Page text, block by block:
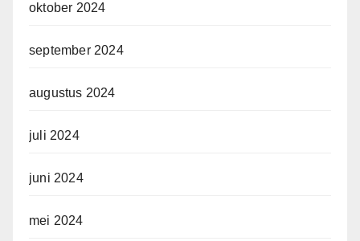
oktober 2024
september 2024
augustus 2024
juli 2024
juni 2024
mei 2024